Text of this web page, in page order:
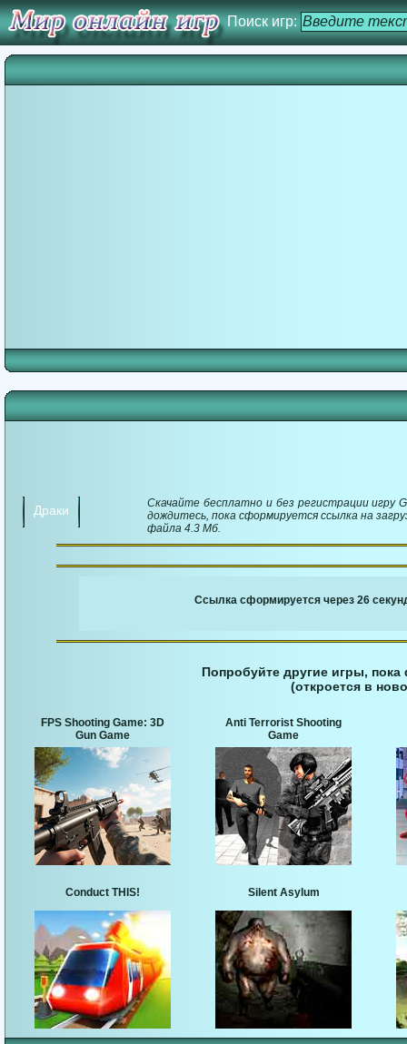
Поиск игр:
Драки
Скачайте бесплатно и без регистрации игру
дождитесь, пока сформируется ссылка на
файла 4.3 Мб.
Ссылка сформируется через 25
Попробуйте другие игры,
(откроется в
FPS Shooting Game: 3D
Gun Game
Anti Terrorist Shooting
Game
Conduct THIS! Silent Asylum